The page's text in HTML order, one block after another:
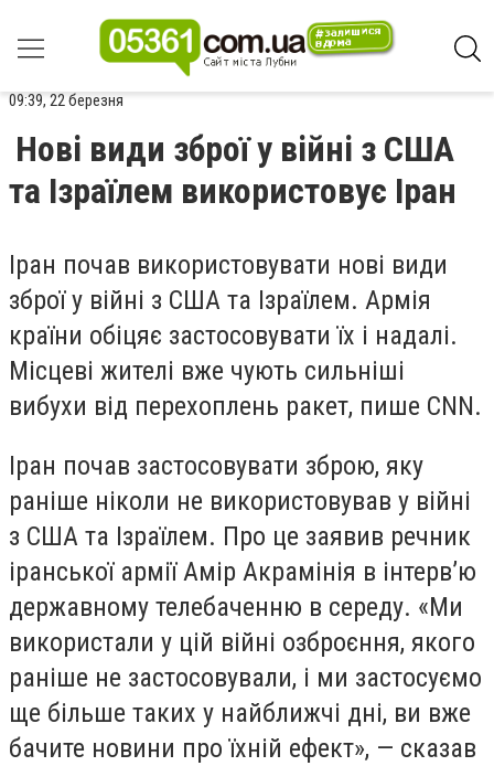
09:39, 22 березня
Нові види зброї у війні з США
та Ізраїлем використовує Іран
Іран почав використовувати нові види
зброї у війні з США та Ізраїлем. Армія
країни обіцяє застосовувати їх і надалі.
Місцеві жителі вже чують сильніші
вибухи від перехоплень ракет, пише CNN.
Іран почав застосовувати зброю, яку
раніше ніколи не використовував у війні
з США та Ізраїлем. Про це заявив речник
іранської армії Амір Акрамінія в інтерв’ю
державному телебаченню в середу. «Ми
використали у цій війні озброєння, якого
раніше не застосовували, і ми застосуємо
ще більше таких у найближчі дні, ви вже
бачите новини про їхній ефект», — сказав